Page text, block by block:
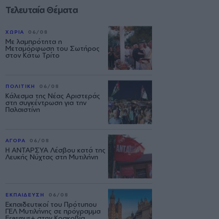
Τελευταία Θέματα
ΧΩΡΙΑ 06/08
Με λαμπρότητα η
Μεταμόρφωση του Σωτήρος
στον Κάτω Τρίτο
ΠΟΛΙΤΙΚΗ 06/08
Κάλεσμα της Νέας Αριστεράς
στη συγκέντρωση για την
Παλαιστίνη
ΑΓΟΡΑ 06/08
Η ΑΝΤΑΡΣΥΑ Λέσβου κατά της
Λευκής Νύχτας στη Μυτιλήνη
ΕΚΠΑΙΔΕΥΣΗ 06/08
Εκπαιδευτικοί του Πρότυπου
ΓΕΛ Μυτιλήνης σε πρόγραμμα